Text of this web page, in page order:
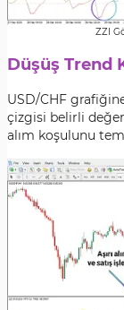
ZZI
Düşüş Trend
USD/CHF
çizgisi belirli
alım koşulunu